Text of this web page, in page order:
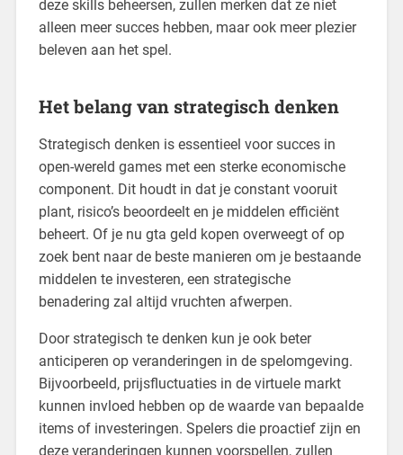
deze skills beheersen, zullen merken dat ze niet
alleen meer succes hebben, maar ook meer plezier
beleven aan het spel.
Het belang van strategisch denken
Strategisch denken is essentieel voor succes in
open-wereld games met een sterke economische
component. Dit houdt in dat je constant vooruit
plant, risico’s beoordeelt en je middelen efficiënt
beheert. Of je nu gta geld kopen overweegt of op
zoek bent naar de beste manieren om je bestaande
middelen te investeren, een strategische
benadering zal altijd vruchten afwerpen.
Door strategisch te denken kun je ook beter
anticiperen op veranderingen in de spelomgeving.
Bijvoorbeeld, prijsfluctuaties in de virtuele markt
kunnen invloed hebben op de waarde van bepaalde
items of investeringen. Spelers die proactief zijn en
deze veranderingen kunnen voorspellen, zullen